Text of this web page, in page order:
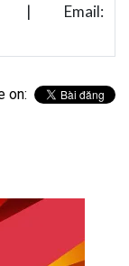
| Email:
on: